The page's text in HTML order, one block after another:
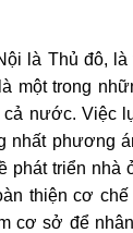
là Thủ đô, là
một trong
cả nước. Việc
nhất phương
phát triển nhà
thiện cơ chế
cơ sở để